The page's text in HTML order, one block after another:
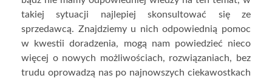
takiej sytuacji najlepiej skonsultować się ze
sprzedawcą. Znajdziemy u nich odpowiednią pomoc
w kwestii doradzenia, mogą nam powiedzieć nieco
więcej o nowych możliwościach, rozwiązaniach, bez
trudu oprowadzą nas po najnowszych ciekawostkach